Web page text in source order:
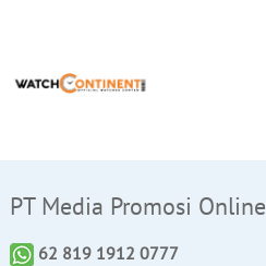
PT Media Promosi Online
62 819 1912 0777